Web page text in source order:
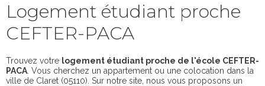
Logement étudiant proche
CEFTER-PACA
Trouvez votre logement étudiant proche de l'école CEFTER-
PACA . Vous cherchez un appartement ou une colocation dans la
ville de Claret (05110). Sur notre site, nous vous proposons un